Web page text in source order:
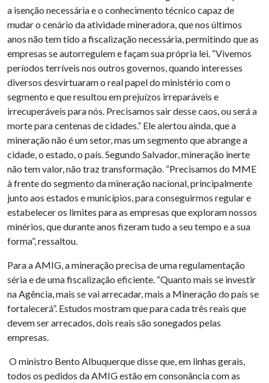
a isenção necessária e o conhecimento técnico capaz de
mudar o cenário da atividade mineradora, que nos últimos
anos não tem tido a fiscalização necessária, permitindo que as
empresas se autorregulem e façam sua própria lei. “Vivemos
períodos terríveis nos outros governos, quando interesses
diversos desvirtuaram o real papel do ministério com o
segmento e que resultou em prejuízos irreparáveis e
irrecuperáveis para nós. Precisamos sair desse caos, ou será a
morte para centenas de cidades.” Ele alertou ainda, que a
mineração não é um setor, mas um segmento que abrange a
cidade, o estado, o país. Segundo Salvador, mineração inerte
não tem valor, não traz transformação. “Precisamos do MME
à frente do segmento da mineração nacional, principalmente
junto aos estados e municípios, para conseguirmos regular e
estabelecer os limites para as empresas que exploram nossos
minérios, que durante anos fizeram tudo a seu tempo e a sua
forma”, ressaltou.
Para a AMIG, a mineração precisa de uma regulamentação
séria e de uma fiscalização eficiente. “Quanto mais se investir
na Agência, mais se vai arrecadar, mais a Mineração do país se
fortalecerá”. Estudos mostram que para cada três reais que
devem ser arrecados, dois reais são sonegados pelas
empresas.
O ministro Bento Albuquerque disse que, em linhas gerais,
todos os pedidos da AMIG estão em consonância com as